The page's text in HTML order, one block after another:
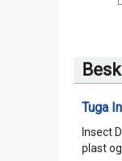
Tuga
Insect
plast